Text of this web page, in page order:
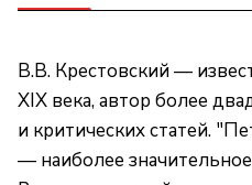
В.В. Крестовский —
XIX века, автор более
и критических статей.
— наиболее